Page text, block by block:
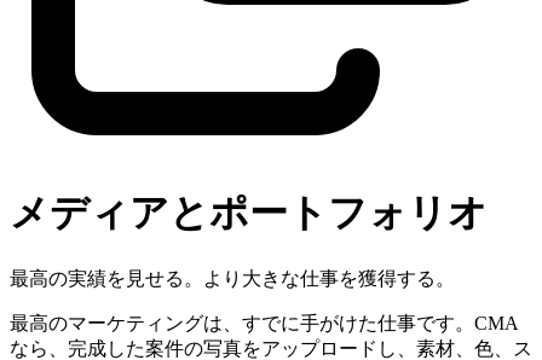
メディアとポートフォリオ
最高の実績を見せる。より大きな仕事を獲得する。
最高のマーケティングは、すでに手がけた仕事です。CMA
なら、完成した案件の写真をアップロードし、素材、色、ス